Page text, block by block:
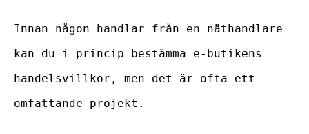
Innan någon handlar från en näthandlare
kan du i princip bestämma e-butikens
handelsvillkor, men det är ofta ett
omfattande projekt.